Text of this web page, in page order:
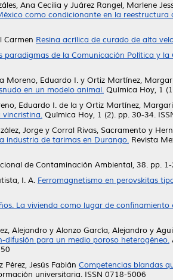
Ana Cecilia y Juárez Rangel, Marlene
como condicionante en la
Carmen Resina acrílica de curado de alta
de la Comunicación Política y la
Moreno, Eduardo I. y Ortiz Martínez,
en un modelo animal. Química Hoy, 1
Eduardo I. de la y Ortiz Martínez,
vincristina. Química Hoy, 1 (2). pp. 30-34.
Jorge y Corral Rivas, Sacramento y
industria de tarimas en Durango. Revista
de Contaminación Ambiental, 38. pp. 1-
I. A. Ferromagnetismo en perovskitas
La vivienda como lugar de confinamiento
Alejandro y Alonzo García, Alejandro y
difusión para un medio poroso heterogéneo.
Pérez, Jesús Fabián Competencias blandas
universitaria. ISSN 0718-5006